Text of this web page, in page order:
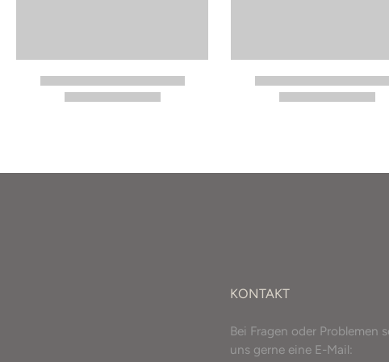
KONTAKT
Bei Fragen oder Problemen
uns gerne eine E-Mail: